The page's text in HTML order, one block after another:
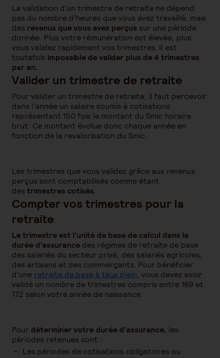
La validation d’un trimestre de retraite ne dépend
pas du nombre d’heures que vous avez travaillé, mais
des revenus que vous avez perçus sur une période
donnée. Plus votre rémunération est élevée, plus
vous validez rapidement vos trimestres. Il est
toutefois impossible de valider plus de 4 trimestres
par an.
Valider un trimestre de retraite
Pour valider un trimestre de retraite, il faut percevoir
dans l’année un salaire soumis à cotisations
représentant 150 fois le montant du Smic horaire
brut. Ce montant évolue donc chaque année en
fonction de la revalorisation du Smic.
Les trimestres que vous validez grâce aux revenus
perçus sont comptabilisés comme étant
des trimestres cotisés.
Compter vos trimestres pour la
retraite
Le trimestre est l’unité de base de calcul dans la
durée d’assurance des régimes de retraite de base
des salariés du secteur privé, des salariés agricoles,
des artisans et des commerçants. Pour bénéficier
d’une retraite de base à taux plein, vous devez avoir
validé un nombre de trimestres compris entre 169 et
172 selon votre année de naissance.
Pour déterminer votre durée d’assurance, les
périodes retenues sont :
Les périodes de cotisations obligatoires ou